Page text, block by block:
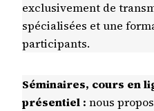
exclusivement de
spécialisées et une
participants.
Séminaires, cours en
présentiel : nous